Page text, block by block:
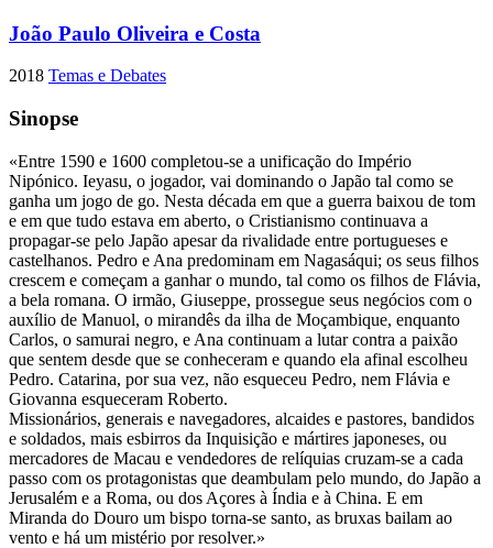
João Paulo Oliveira e Costa
2018 Temas e Debates
Sinopse
«Entre 1590 e 1600 completou-se a unificação do Império
Nipónico. Ieyasu, o jogador, vai dominando o Japão tal como se
ganha um jogo de go. Nesta década em que a guerra baixou de tom
e em que tudo estava em aberto, o Cristianismo continuava a
propagar-se pelo Japão apesar da rivalidade entre portugueses e
castelhanos. Pedro e Ana predominam em Nagasáqui; os seus filhos
crescem e começam a ganhar o mundo, tal como os filhos de Flávia,
a bela romana. O irmão, Giuseppe, prossegue seus negócios com o
auxílio de Manuol, o mirandês da ilha de Moçambique, enquanto
Carlos, o samurai negro, e Ana continuam a lutar contra a paixão
que sentem desde que se conheceram e quando ela afinal escolheu
Pedro. Catarina, por sua vez, não esqueceu Pedro, nem Flávia e
Giovanna esqueceram Roberto.
Missionários, generais e navegadores, alcaides e pastores, bandidos
e soldados, mais esbirros da Inquisição e mártires japoneses, ou
mercadores de Macau e vendedores de relíquias cruzam-se a cada
passo com os protagonistas que deambulam pelo mundo, do Japão a
Jerusalém e a Roma, ou dos Açores à Índia e à China. E em
Miranda do Douro um bispo torna-se santo, as bruxas bailam ao
vento e há um mistério por resolver.»